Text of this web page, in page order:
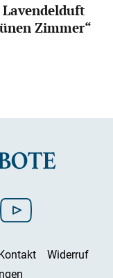
Zimmer“
Widerruf